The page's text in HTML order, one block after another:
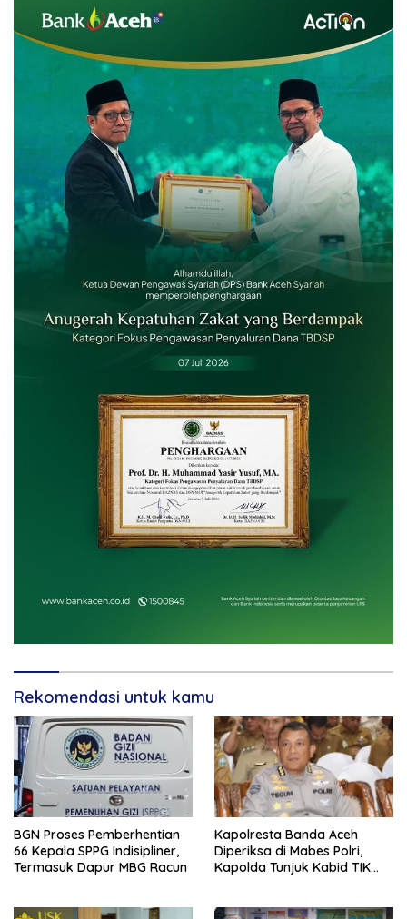
Rekomendasi untuk kamu
BGN Proses Pemberhentian
66 Kepala SPPG Indisipliner,
Termasuk Dapur MBG Racun
Kapolresta Banda Aceh
Diperiksa di Mabes Polri,
Kapolda Tunjuk Kabid TIK